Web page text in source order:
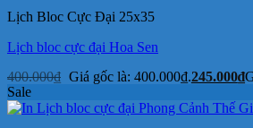
Lịch Bloc Cực Đại 25x35
Lịch bloc cực đại Hoa Sen
400.000₫ Giá gốc là: 400.000₫.245.000₫
Sale